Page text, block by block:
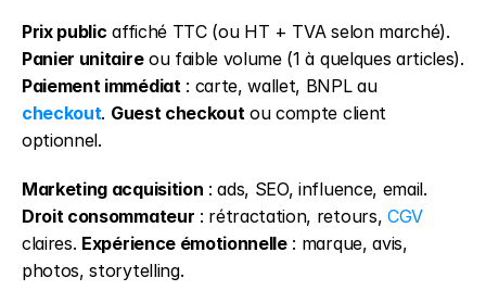
Prix public
Panier unitaire
Paiement immédiat
: carte, wallet, BNPL au
checkout. Guest checkout ou compte client
optionnel.
Marketing acquisition
Droit consommateur : rétractation, retours, CGV
claires. Expérience émotionnelle : marque, avis,
photos, storytelling.